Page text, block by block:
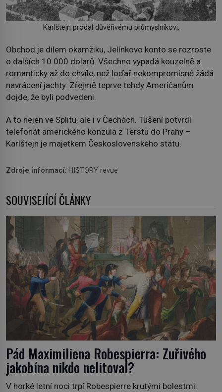
Karlštejn prodal důvěřivému průmyslníkovi.
Obchod je dílem okamžiku, Jelínkovo konto se rozroste
o dalších 10 000 dolarů. Všechno vypadá kouzelně a
romanticky až do chvíle, než loďař nekompromisně žádá
navrácení jachty. Zřejmě teprve tehdy Američanům
dojde, že byli podvedeni.
A to nejen ve Splitu, ale i v Čechách. Tušení potvrdí
telefonát amerického konzula z Terstu do Prahy –
Karlštejn je majetkem Československého státu.
Zdroje informací: HISTORY revue
SOUVISEJÍCÍ ČLÁNKY
Pád Maximiliena Robespierra: Zuřivého
jakobína nikdo nelitoval?
V horké letní noci trpí Robespierre krutými bolestmi.